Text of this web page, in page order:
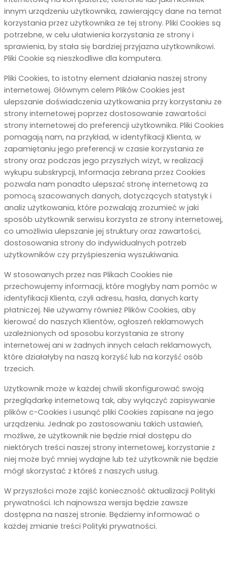
innym urządzeniu użytkownika, zawierający dane na temat
korzystania przez użytkownika ze tej strony. Pliki Cookies są
potrzebne, w celu ułatwienia korzystania ze strony i
sprawienia, by stała się̨ bardziej przyjazna użytkownikowi.
Pliki Cookie są nieszkodliwe dla komputera.
Pliki Cookies, to istotny element działania naszej strony
internetowej. Głównym celem Plików Cookies jest
ulepszanie doświadczenia użytkowania przy korzystaniu ze
strony internetowej poprzez dostosowanie zawartości
strony internetowej do preferencji użytkownika. Pliki Cookies
pomagają̨ nam, na przykład, w identyfikacji Klienta, w
zapamiętaniu jego preferencji w czasie korzystania ze
strony oraz podczas jego przyszłych wizyt, w realizacji
wykupu subskrypcji, Informacja zebrana przez Cookies
pozwala nam ponadto ulepszać́ stronę̨ internetową za
pomocą̨ szacowanych danych, dotyczących statystyk i
analiz użytkowania, które pozwalają zrozumieć w jaki
sposób użytkownik serwisu korzysta ze strony internetowej,
co umożliwia ulepszanie jej struktury oraz zawartości,
dostosowania strony do indywidualnych potrzeb
użytkowników czy przyśpieszenia wyszukiwania.
W stosowanych przez nas Plikach Cookies nie
przechowujemy informacji, które mogłyby nam pomóc w
identyfikacji Klienta, czyli adresu, hasła, danych karty
płatniczej. Nie używamy również Plików Cookies, aby
kierować́ do naszych Klientów, ogłoszeń reklamowych
uzależnionych od sposobu korzystania ze strony
internetowej ani w żadnych innych celach reklamowych,
które działałyby na naszą korzyść́ lub na korzyść́ osób
trzecich.
Użytkownik może w każdej chwili skonfigurować swoją
przeglądarkę internetową tak, aby wyłączyć zapisywanie
plików c-Cookies i usunąć pliki Cookies zapisane na jego
urządzeniu. Jednak po zastosowaniu takich ustawień,
możliwe, że użytkownik nie będzie miał dostępu do
niektórych treści naszej strony internetowej, korzystanie z
niej może być mniej wydajne lub też użytkownik nie będzie
mógł skorzystać z któreś z naszych usług.
W przyszłości może zajść konieczność aktualizacji Polityki
prywatności. Ich najnowsza wersja będzie zawsze
dostępna na naszej stronie. Będziemy informować o
każdej zmianie treści Polityki prywatności.